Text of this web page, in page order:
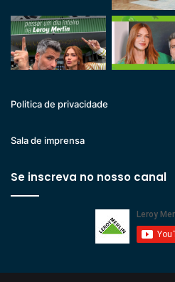
Politica de privacidade
Sala de imprensa
Se inscreva no nosso canal